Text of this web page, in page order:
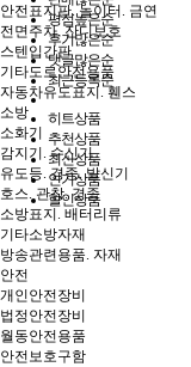
안전표지판. 놀이터. 금연
전면주차. 잔디보호
스텐입간판
기타도로안전용품
자동차유도표지. 휀스
소방
소화기
감지기. 수신기
유도등. 경종. 발신기
호스. 관창. 경종
소방표지. 배터리류
기타소방자재
방송관련용품. 자재
안전
개인안전장비
법정안전장비
월동안전용품
안전보호구함
평점높은순
후기많은순
댓글많은순
최근등록순
히트상품
추천상품
최신상품
인기상품
할인상품